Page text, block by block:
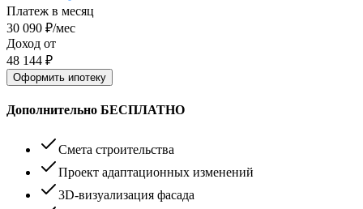
Платеж в месяц
30 090 ₽/мес
Доход от
48 144 ₽
Оформить ипотеку
Дополнительно БЕСПЛАТНО
Смета строительства
Проект адаптационных изменений
3D-визуализация фасада